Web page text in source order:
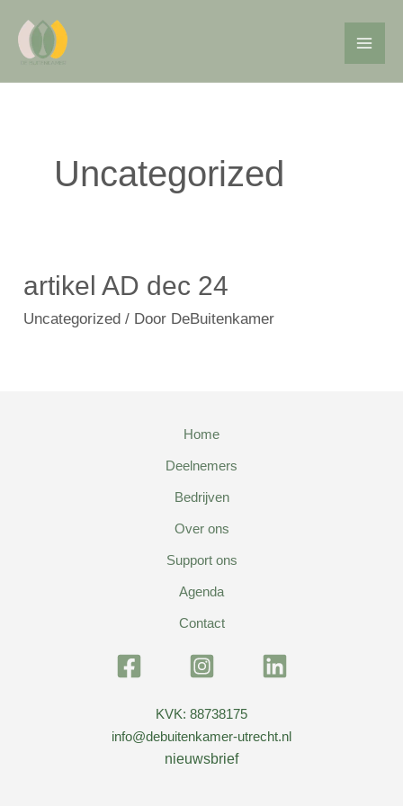
naar
Uncategorized
artikel AD dec 24
Uncategorized / Door DeBuitenkamer
Home
Deelnemers
Bedrijven
Over ons
Support ons
Agenda
Contact
KVK: 88738175
info@debuitenkamer-utrecht.nl
nieuwsbrief